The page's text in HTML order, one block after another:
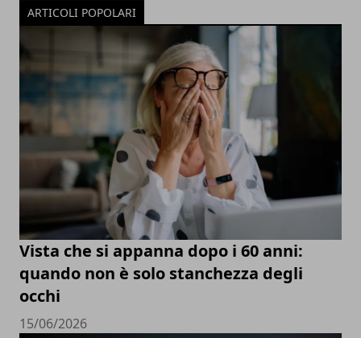
ARTICOLI POPOLARI
Vista che si appanna dopo i 60 anni:
quando non è solo stanchezza degli
occhi
15/06/2026